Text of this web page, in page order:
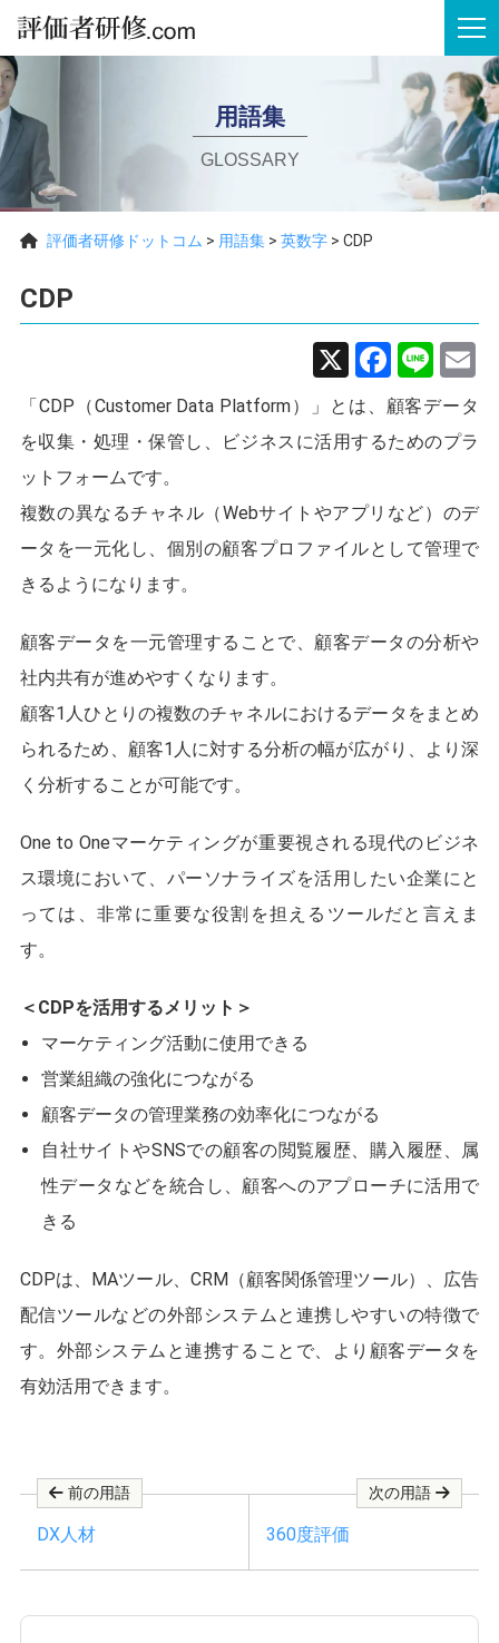
用語集
GLOSSARY
評価者研修ドットコム > 用語集> 英数字> CDP
CDP
X Line
「CDP（Customer Data Platform）」とは、顧客データ
を収集・処理・保管し、ビジネスに活用するためのプラ
ットフォームです。
複数の異なるチャネル（Webサイトやアプリなど）のデ
ータを一元化し、個別の顧客プロファイルとして管理で
きるようになります。
顧客データを一元管理することで、顧客データの分析や
社内共有が進めやすくなります。
顧客1人ひとりの複数のチャネルにおけるデータをまとめ
られるため、顧客1人に対する分析の幅が広がり、より深
く分析することが可能です。
One to Oneマーケティングが重要視される現代のビジネ
ス環境において、パーソナライズを活用したい企業にと
っては、非常に重要な役割を担えるツールだと言えま
す。
＜CDPを活用するメリット＞
マーケティング活動に使用できる
営業組織の強化につながる
顧客データの管理業務の効率化につながる
自社サイトやSNSでの顧客の閲覧履歴、購入履歴、属
性データなどを統合し、顧客へのアプローチに活用で
きる
CDPは、MAツール、CRM（顧客関係管理ツール）、広告
配信ツールなどの外部システムと連携しやすいの特徴で
す。外部システムと連携することで、より顧客データを
有効活用できます。
前の用語
DX人材
次の用語
360度評価